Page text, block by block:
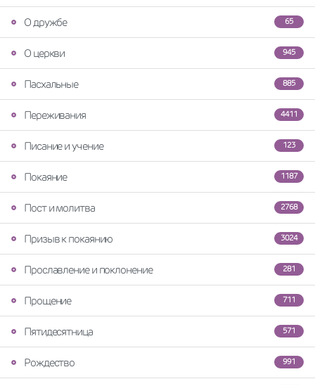
65
О дружбе
945
О церкви
885
Пасхальные
4411
Переживания
123
Писание и учение
1187
Покаяние
2768
Пост и молитва
3024
Призыв к покаянию
281
Прославление и поклонение
711
Прощение
571
Пятидесятница
991
Рождество